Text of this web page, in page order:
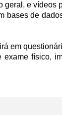
e
de
em
físico,